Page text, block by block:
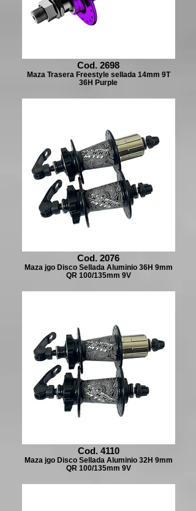
Cod. 2698
Maza Trasera Freestyle sellada 14mm 9T
36H Purple
Cod. 2076
Maza jgo Disco Sellada Aluminio 36H 9mm
QR 100/135mm 9V
Cod. 4110
Maza jgo Disco Sellada Aluminio 32H 9mm
QR 100/135mm 9V